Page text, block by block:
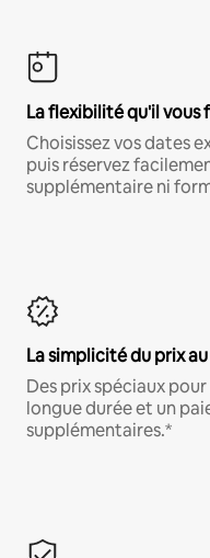
La flexibilité qu'il vous
Choisissez vos dates
puis réservez
supplémentaire ni
La simplicité du prix
Des prix spéciaux
longue durée et un
supplémentaires.*